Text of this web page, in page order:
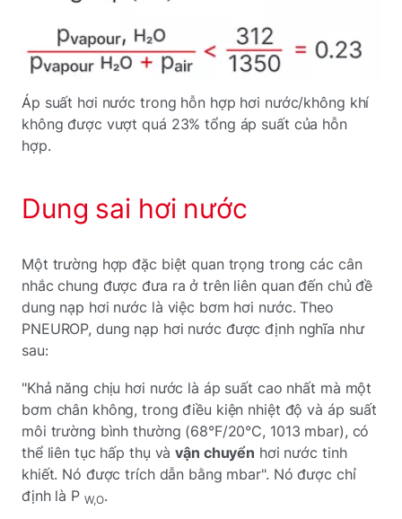
Áp suất hơi nước trong hỗn hợp hơi nước/không khí
không được vượt quá 23% tổng áp suất của hỗn
hợp.
Dung sai hơi nước
Một trường hợp đặc biệt quan trọng trong các cân
nhắc chung được đưa ra ở trên liên quan đến chủ đề
dung nạp hơi nước là việc bơm hơi nước. Theo
PNEUROP, dung nạp hơi nước được định nghĩa như
sau:
"Khả năng chịu hơi nước là áp suất cao nhất mà một
bơm chân không, trong điều kiện nhiệt độ và áp suất
môi trường bình thường (68°F/20°C, 1013 mbar), có
thể liên tục hấp thụ vàvận chuyển hơi nước tinh
khiết. Nó được trích dẫn bằng mbar". Nó được chỉ
định là P W,O.